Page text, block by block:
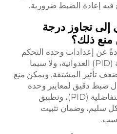
إعادة الضبط ضرورية.
إلى تجاوز درجة
منع ذلك؟
عن إعدادات وحدة التحكم
التناسبية التكاملية التفاضلية (PID) العدوانية، ولا سيما
تأثير المشتقة. ويمكن منع
ضبط دقيق لمعايير وحدة
التحكم التناسبية التكاملية التفاضلية (PID)، وتطبيق
سليم، وضمان تثبيت